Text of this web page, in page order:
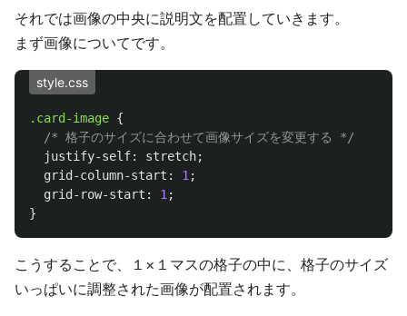
それでは画像の中央に説明文を配置していきます。
まず画像についてです。
style.css
.card-image {
/* 格子のサイズに合わせて画像サイズを変更する */
justify-self: stretch;
grid-column-start : 1 ;
grid-row-start : 1 ;
}
こうすることで、１×１マスの格子の中に、格子のサイズ
いっぱいに調整された画像が配置されます。